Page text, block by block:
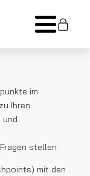
im
Ihren
und
stellen:
mit den